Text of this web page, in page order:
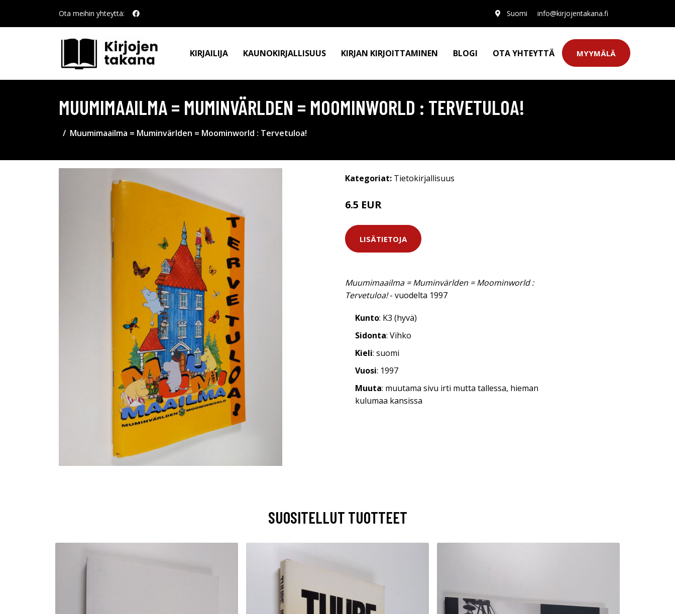
Ota meihin yhteyttä: Suomi info@kirjojentakana.fi
KIRJAILIJA KAUNOKIRJALLISUUS KIRJAN KIRJOITTAMINEN BLOGI OTA YHTEYTTÄ MYYMÄLÄ
MUUMIMAAILMA = MUMINVÄRLDEN = MOOMINWORLD : TERVETULOA!
Muumimaailma = Muminvärlden = Moominworld : Tervetuloa!
Kategoriat: Tietokirjallisuus
6.5 EUR
LISÄTIETOJA
Muumimaailma = Muminvärlden = Moominworld :
Tervetuloa!- vuodelta 1997
Kunto: K3 (hyvä)
Sidonta: Vihko
Kieli: suomi
Vuosi: 1997
Muuta: muutama sivu irti mutta tallessa, hieman
kulumaa kansissa
SUOSITELLUT TUOTTEET